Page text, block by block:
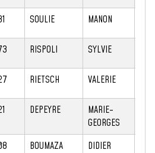
SOULIE MANON
RISPOLI SYLVIE
RIETSCH VALERIE
DEPEYRE
MARIE-
GEORGES
BOUMAZA DIDIER